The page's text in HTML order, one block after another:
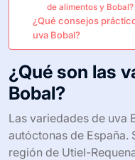
de alimentos y Bobal?
¿Qué consejos
uva Bobal?
¿Qué son las
Bobal?
Las variedades de uva
autóctonas de España.
región de Utiel-